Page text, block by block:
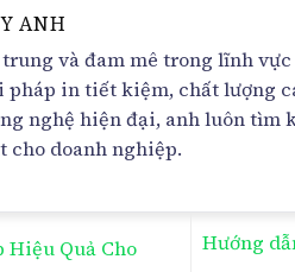
ANH
và đam mê trong lĩnh
pháp in tiết kiệm, chất lượng
nghệ hiện đại, anh luôn
doanh nghiệp.
Hiệu Quả Cho
Hướng